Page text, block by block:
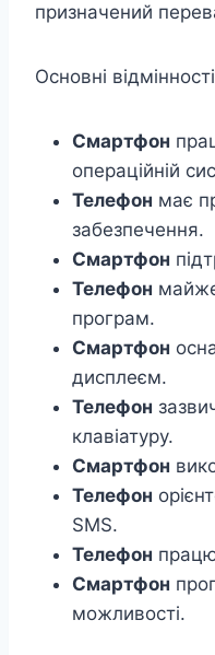
призначений
Основні
Смартфон
операційній
Телефон має
забезпечення.
Смартфон
Телефон
програм.
Смартфон
дисплеєм.
Телефон
клавіатуру.
Смартфон
Телефон
SMS.
Телефон
Смартфон
можливості.